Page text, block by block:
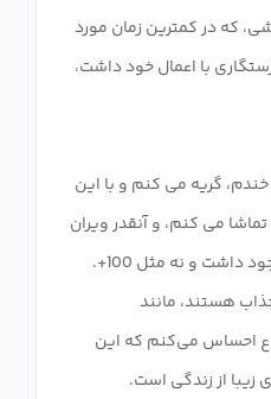
که در کمترین زمان مورد
با اعمال خود داشت،
گریه می کنم و با این
می کنم، و آنقدر ویران
هستم که فقط 46 قسمت وجود داشت و نه مثل 100+.
هستند، مانند
احساس می‌کنم که این
از زندگی است.